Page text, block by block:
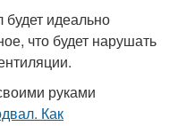
идеально
что будет нарушать
руками